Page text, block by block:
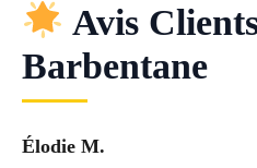
Avis
Barbentane
Élodie M.